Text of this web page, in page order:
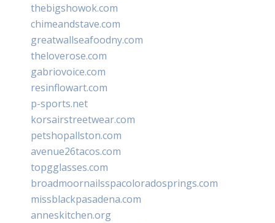
thebigshowok.com
chimeandstave.com
greatwallseafoodny.com
theloverose.com
gabriovoice.com
resinflowart.com
p-sports.net
korsairstreetwear.com
petshopallston.com
avenue26tacos.com
topgglasses.com
broadmoornailsspacoloradosprings.com
missblackpasadena.com
anneskitchen.org